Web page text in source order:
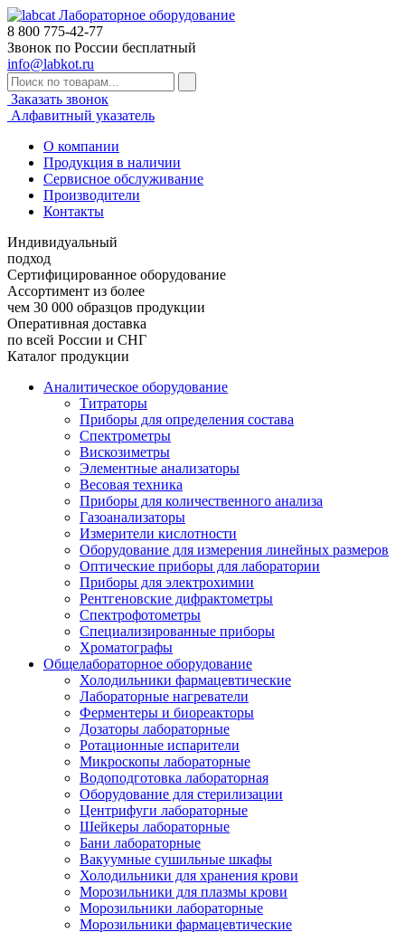
Лабораторное оборудование
8 800 775-42-77
Звонок по России бесплатный
info@labkot.ru
Заказать звонок
Алфавитный указатель
О компании
Продукция в наличии
Сервисное обслуживание
Производители
Контакты
Индивидуальный
подход
Сертифицированное оборудование
Ассортимент из более
чем 30 000 образцов продукции
Оперативная доставка
по всей России и СНГ
Каталог продукции
Аналитическое оборудование
Титраторы
Приборы для определения состава
Спектрометры
Вискозиметры
Элементные анализаторы
Весовая техника
Приборы для количественного анализа
Газоанализаторы
Измерители кислотности
Оборудование для измерения линейных размеров
Оптические приборы для лаборатории
Приборы для электрохимии
Рентгеновские дифрактометры
Спектрофотометры
Специализированные приборы
Хроматографы
Общелабораторное оборудование
Холодильники фармацевтические
Лабораторные нагреватели
Ферментеры и биореакторы
Дозаторы лабораторные
Ротационные испарители
Микроскопы лабораторные
Водоподготовка лабораторная
Оборудование для стерилизации
Центрифуги лабораторные
Шейкеры лабораторные
Бани лабораторные
Вакуумные сушильные шкафы
Холодильники для хранения крови
Морозильники для плазмы крови
Морозильники лабораторные
Морозильники фармацевтические